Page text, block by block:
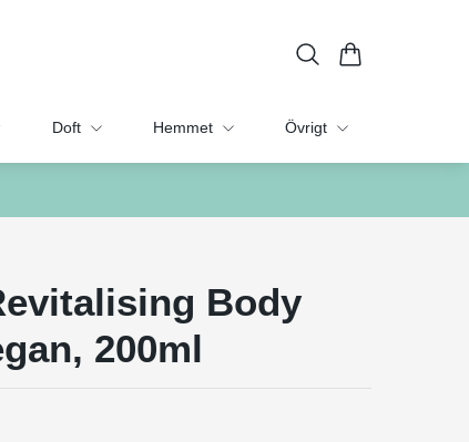
Doft Hemmet Övrigt
Body
200ml